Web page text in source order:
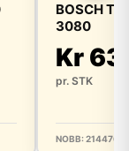
BOSCH
3080
Kr
pr. STK
NOBB: